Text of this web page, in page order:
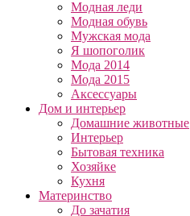
Модная леди
Модная обувь
Мужская мода
Я шопоголик
Мода 2014
Мода 2015
Аксессуары
Дом и интерьер
Домашние животные
Интерьер
Бытовая техника
Хозяйке
Кухня
Материнство
До зачатия